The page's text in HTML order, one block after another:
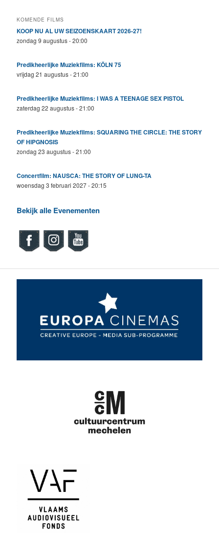
KOMENDE FILMS
KOOP NU AL UW SEIZOENSKAART 2026-27!
zondag 9 augustus - 20:00
Predikheerlijke Muziekfilms: KÖLN 75
vrijdag 21 augustus - 21:00
Predikheerlijke Muziekfilms: I WAS A TEENAGE SEX PISTOL
zaterdag 22 augustus - 21:00
Predikheerlijke Muziekfilms: SQUARING THE CIRCLE: THE STORY
OF HIPGNOSIS
zondag 23 augustus - 21:00
Concertfilm: NAUSCA: THE STORY OF LUNG-TA
woensdag 3 februari 2027 - 20:15
Bekijk alle Evenementen